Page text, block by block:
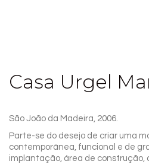
Casa Urgel
São João da Madeira, 2006.
Parte-se do desejo de criar uma
contemporânea, funcional e de
implantação, área de construção,